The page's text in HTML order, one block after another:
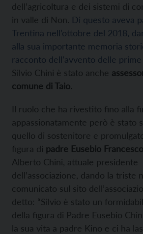
dell’agricoltura e dei sistemi di
in valle di Non. Di questo aveva
Trentina nell’ottobre del 2018,
alla sua importante memoria
racconto dell’avvento delle
Silvio Chini è stato anche
comune di Taio.
Il ruolo che ha rivestito fino alla
appassionatamente però è stato
quello di sostenitore e
figura di padre Eusebio
Alberto Chini, attuale presidente
dell’associazione, dando la triste
comunicato sul sito
detto: “Silvio è stato un
della figura di Padre Eusebio
la sua vita a padre Kino e ci ha